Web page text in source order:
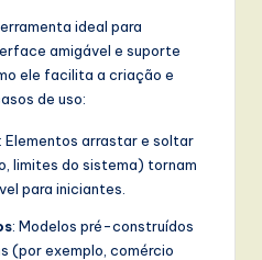
ideal para
amigável e suporte
ele facilita a criação e
de uso:
: Elementos arrastar e soltar
limites do sistema) tornam
para iniciantes.
: Modelos pré-construídos
(por exemplo, comércio